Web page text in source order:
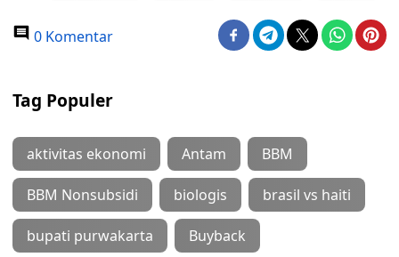
0 Komentar
Tag Populer
aktivitas ekonomi Antam BBM
BBM Nonsubsidi biologis brasil vs haiti
bupati purwakarta Buyback